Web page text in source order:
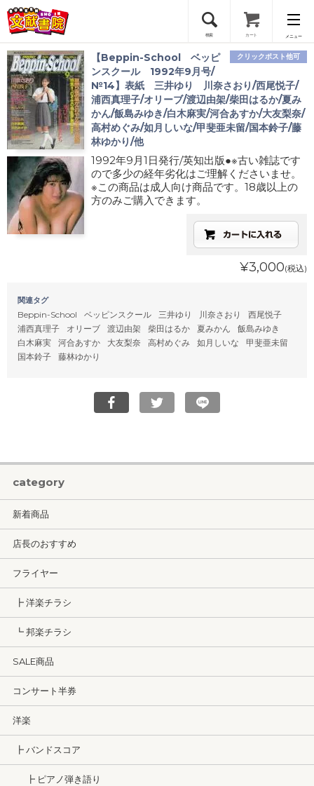
検索 カート メニュー
会員登録
ログイン
クリックポスト他可
【Beppin-School ベッピ
ンスクール 1992年9月号/
№14】表紙 三井ゆり 川奈さおり/西尾悦子/
浦西真理子/オリーブ/渡辺由架/柴田はるか/夏み
かん/飯島みゆき/白木麻実/河合あすか/大友梨奈/
高村めぐみ/如月しいな/甲斐亜未留/国本鈴子/藤
林ゆかり/他
1992年9月1日発行/英知出版●※古い雑誌です
ので多少の経年劣化はご理解くださいませ。
※この商品は成人向け商品です。18歳以上の
方のみご購入できます。
¥3,000(税込)
関連タグ
Beppin-School ベッピンスクール 三井ゆり 川奈さおり
西尾悦子
浦西真理子
オリーブ 渡辺由架 柴田はるか 夏みかん
飯島みゆき
白木麻実
河合あすか 大友梨奈 高村めぐみ 如月しいな
甲斐亜未留
国本鈴子
藤林ゆかり
category
新着商品
店長のおすすめ
フライヤー
┣ 洋楽チラシ
┗ 邦楽チラシ
SALE商品
コンサート半券
洋楽
┣ バンドスコア
┣ ピアノ弾き語り